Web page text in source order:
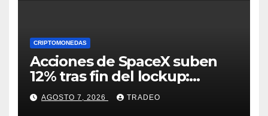
CRIPTOMONEDAS
Acciones de SpaceX suben
12% tras fin del lockup:
¿Hasta dónde podrían llegar
en agosto?
AGOSTO 7, 2026 TRADEO